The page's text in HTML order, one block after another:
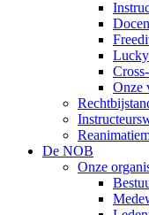
Onze
De NOB
Onze